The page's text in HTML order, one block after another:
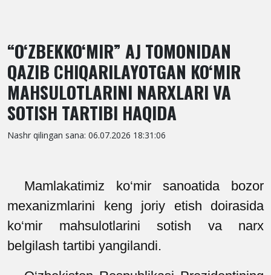
“O‘ZBEKKO‘MIR” AJ TOMONIDAN
QAZIB CHIQARILAYOTGAN KO‘MIR
MAHSULOTLARINI NARXLARI VA
SOTISH TARTIBI HAQIDA
Nashr qilingan sana: 06.07.2026 18:31:06
Mamlakatimiz ko‘mir sanoatida bozor
mexanizmlarini keng joriy etish doirasida
ko‘mir mahsulotlarini sotish va narx
belgilash tartibi yangilandi.